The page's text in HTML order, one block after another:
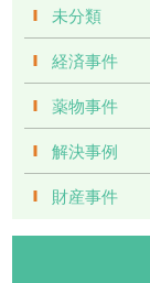
未分類
経済事件
薬物事件
解決事例
財産事件